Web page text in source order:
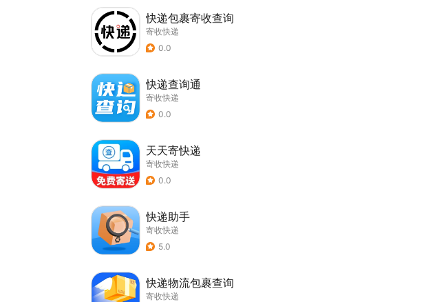
快递包裹寄收查询
寄收快递
0.0
快递查询通
寄收快递
0.0
天天寄快递
寄收快递
0.0
快递助手
寄收快递
5.0
快递物流包裹查询
寄收快递